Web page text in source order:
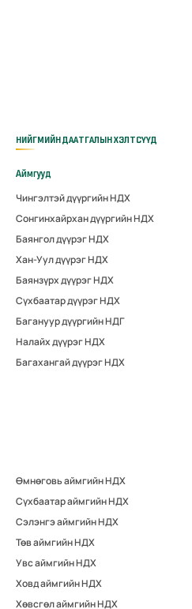
НИЙГМИЙН ДААТГАЛЫН ХЭЛТСҮҮД
Аймгууд
Чингэлтэй дүүргийн НДХ
Сонгинхайрхан дүүргийн НДХ
Баянгол дүүрэг НДХ
Хан-Уул дүүрэг НДХ
Баянзүрх дүүрэг НДХ
Сүхбаатар дүүрэг НДХ
Багануур дүүргийн НДГ
Налайх дүүрэг НДХ
Багахангай дүүрэг НДХ
Өмнөговь аймгийн НДХ
Сүхбаатар аймгийн НДХ
Сэлэнгэ аймгийн НДХ
Төв аймгийн НДХ
Увс аймгийн НДХ
Ховд аймгийн НДХ
Хөвсгөл аймгийн НДХ